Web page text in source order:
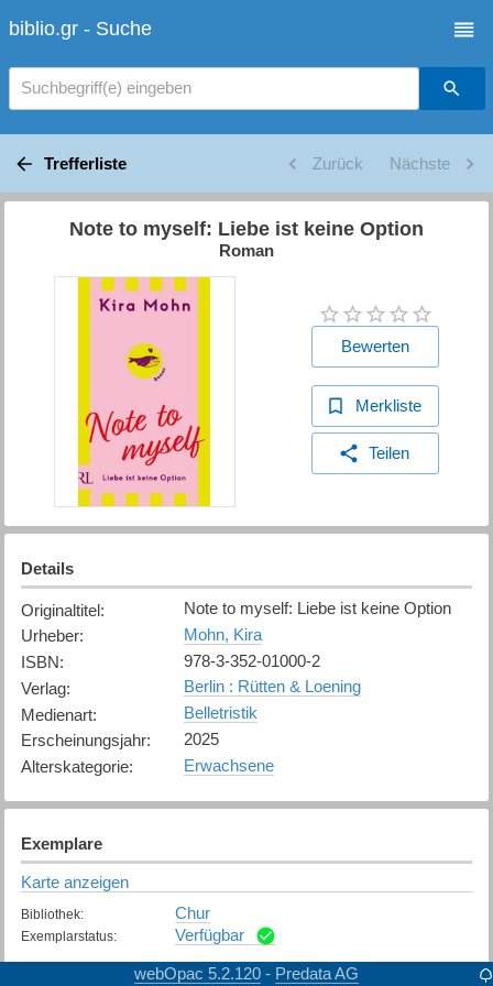
biblio.gr - Suche
Suchbegriff(e) eingeben
Trefferliste Zurück Nächste
Note to myself: Liebe ist keine Option
Roman
Bewerten
Merkliste
Teilen
Details
Originaltitel:
Note to myself: Liebe ist keine Option
Urheber:
Mohn, Kira
ISBN:
978-3-352-01000-2
Verlag:
Berlin : Rütten & Loening
Medienart:
Belletristik
Erscheinungsjahr:
2025
Alterskategorie: Erwachsene
Exemplare
Karte anzeigen
Bibliothek: Chur
Exemplarstatus: Verfügbar
webOpac 5.2.120 - Predata AG